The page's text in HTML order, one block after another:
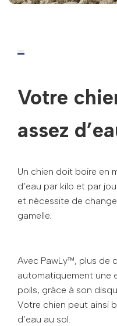
Votre
assez
Un chien doit boire en
d’eau par kilo et par
et nécessite de
gamelle.
Avec PawLy™, plus de
automatiquement une
poils, grâce à son
Votre chien peut ainsi
d’eau au sol.